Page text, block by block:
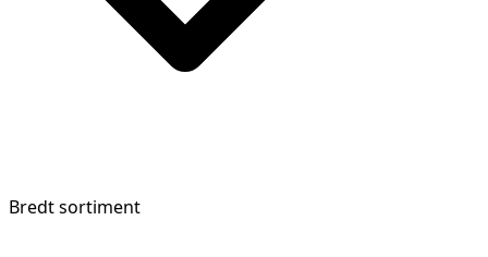
Bredt sortiment